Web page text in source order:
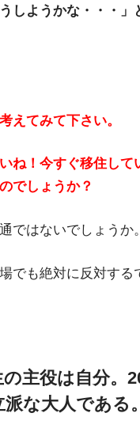
しようかな・・・」
えてみて下さい。
ね！今すぐ移住して
でしょうか？
ではないでしょうか。
でも絶対に反対する
の主役は自分。
な大人である。